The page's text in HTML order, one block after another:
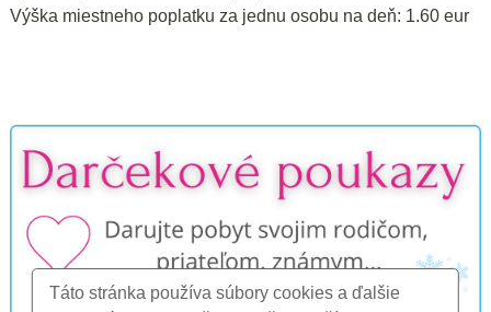
Táto stránka používa súbory cookies a ďalšie
Výška miestneho poplatku za jednu osobu na deň: 1.60 eur